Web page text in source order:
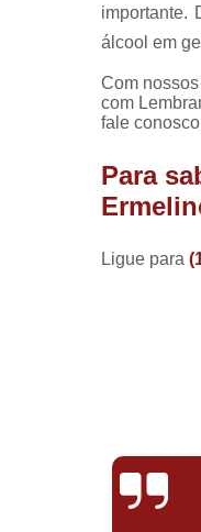
importante.
álcool em
Com
com
fale
Para
Ligue para